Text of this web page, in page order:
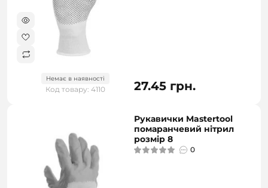
Немає в наявності
Код товару: 4110 27.45 грн.
Рукавички Mastertool
помаранчевий нітрил
розмір 8
0